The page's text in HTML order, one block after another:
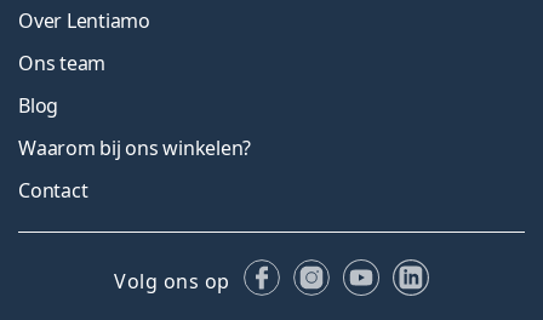
Over Lentiamo
Ons team
Blog
Waarom bij ons winkelen?
Contact
Volg ons op FacebookInstagram
YouTubeLinkedIn